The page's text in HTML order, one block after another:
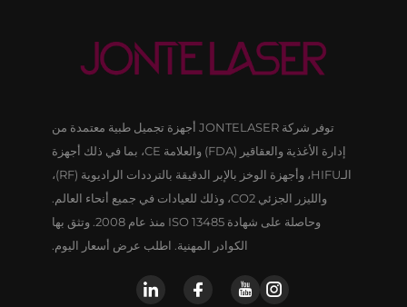
توفر شركة JONTELASER أجهزة تجميل طبية معتمدة من
إدارة الأغذية والعقاقير (FDA) والعلامة CE، بما في ذلك أجهزة
الـHIFU، وأجهزة الوخز بالإبر الدقيقة بالترددات الراديوية (RF)،
والليزر الجزئي CO2، وذلك للعيادات في جميع أنحاء العالم.
وحاصلة على شهادة ISO 13485 منذ عام 2008. وتثق بها
الكوادر المهنية. اطلب عرض أسعار اليوم.